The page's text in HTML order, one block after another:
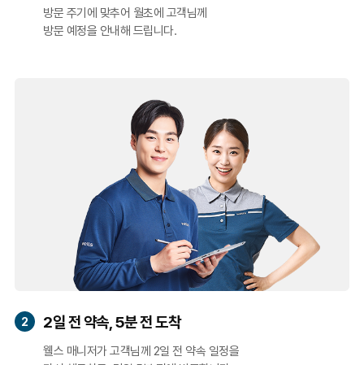
방문 주기에 맞추어 월초에 고객님께
방문 예정을 안내해 드립니다.
2 2일 전 약속, 5분 전 도착
웰스 매니저가 고객님께 2일 전 약속 일정을